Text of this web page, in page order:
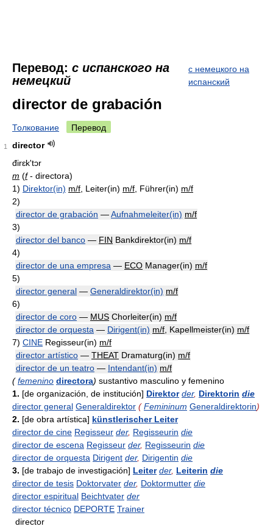
Перевод: с испанского на
немецкий
с немецкого на
испанский
director de grabación
Толкование Перевод
1
director
đirɛk'tɔr
m (f- directora)
1) Direktor(in) m/f , Leiter(in) m/f , Führer(in) m/f
2)
director de grabación —Aufnahmeleiter(in) m/f
3)
director del banco — FIN Bankdirektor(in) m/f
4)
director de una empresa — ECO Manager(in) m/f
5)
director general — Generaldirektor(in) m/f
6)
director de coro — MUS Chorleiter(in) m/f
director de orquesta — Dirigent(in) m/f , Kapellmeister(in) m/f
7) CINE Regisseur(in) m/f
director artístico — THEAT Dramaturg(in) m/f
director de un teatro — Intendant(in) m/f
( femenino directora) sustantivo masculino y femenino
1. [de organización, de institución] Direktor der, Direktorin die
director general Generaldirektor ( Femininum Generaldirektorin)
2. [de obra artística] künstlerischer Leiter
director de cine Regisseur der, Regisseurin die
director de escena Regisseur der, Regisseurin die
director de orquesta Dirigent der, Dirigentin die
3. [de trabajo de investigación] Leiter der, Leiterin die
director de tesis Doktorvater der, Doktormutter die
director espiritual Beichtvater der
director técnico DEPORTE Trainer
director